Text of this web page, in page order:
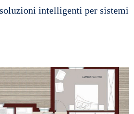
intelligenti per sistemi